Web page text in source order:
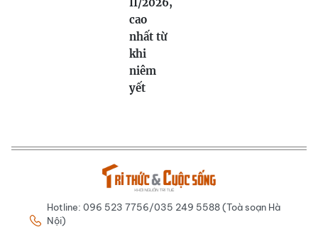
cao
nhất từ
khi
niêm
yết
Hotline: 096 523 7756/035 249 5588 (Toà soạn Hà
Nội)